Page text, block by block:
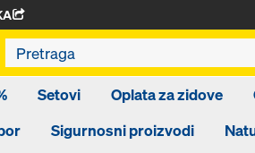
Setovi Oplata za zidove
Sigurnosni proizvodi